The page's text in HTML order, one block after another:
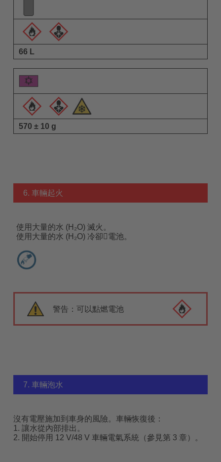
66 L
570 ± 10 g
6. 車輛起火
使用大量的水 (H₂O) 滅火。
使用大量的水 (H₂O) 冷卻􁉞電池。
警告：可以點燃電池
7. 車輛泡水
沒有電壓施加到車身的風險。車輛恢復後：
1. 讓水從內部排出。
2. 開始停用 12 V/48 V 車輛電氣系統（參見第 3 章）。